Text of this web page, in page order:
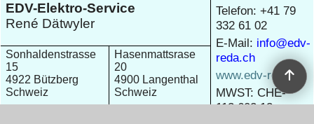
EDV-Elektro-Service
René Dätwyler
Telefon: +41 79
332 61 02
E-Mail: info@edv-
reda.ch
www.edv-reda.ch
MWST: CHE-
113.602.13
Sonhaldenstrasse
15
4922 Bützberg
Schweiz
Hasenmattsrase
20
4900 Langenthal
Schweiz